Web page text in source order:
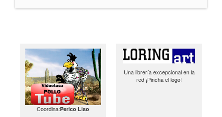
Coordina:Perico Liso
Una librería excepcional en la
red ¡Pincha el logo!